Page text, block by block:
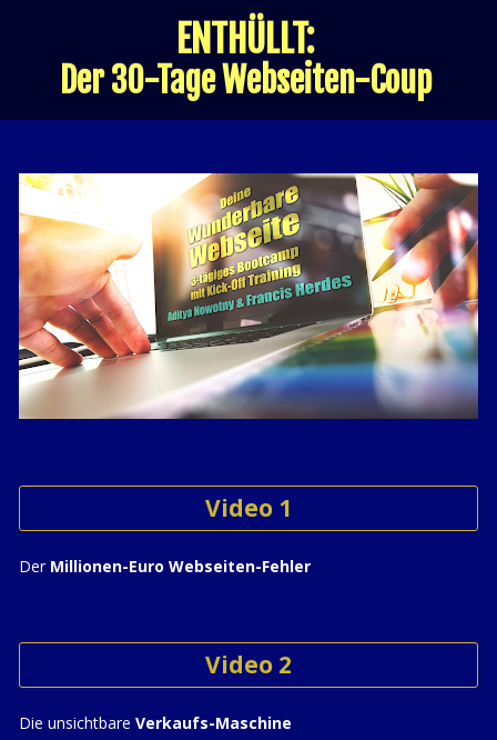
ENTHÜLLT:
Der 30-Tage Webseiten-Coup
Video 1
Der Millionen-Euro Webseiten-Fehler
Video 2
Die unsichtbare Verkaufs-Maschine